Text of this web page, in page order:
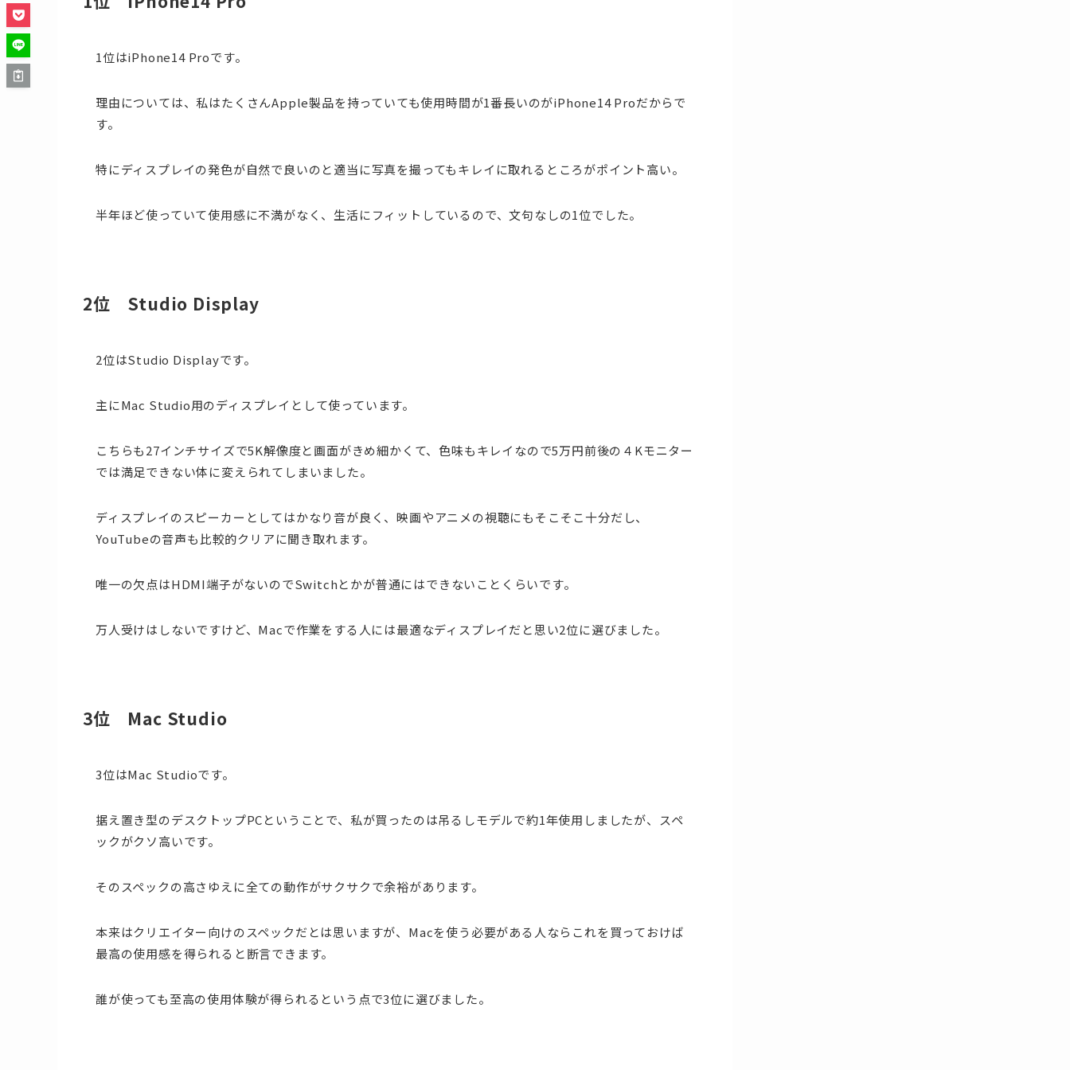
1位はiPhone14 Proです。
理由については、私はたくさんApple製品を持っていても使用時間が1番長いのがiPhone14 Proだからで
す。
特にディスプレイの発色が自然で良いのと適当に写真を撮ってもキレイに取れるところがポイント高い。
半年ほど使っていて使用感に不満がなく、生活にフィットしているので、文句なしの1位でした。
2位 Studio Display
2位はStudio Displayです。
主にMac Studio用のディスプレイとして使っています。
こちらも27インチサイズで5K解像度と画面がきめ細かくて、色味もキレイなので5万円前後の４Kモニター
では満足できない体に変えられてしまいました。
ディスプレイのスピーカーとしてはかなり音が良く、映画やアニメの視聴にもそこそこ十分だし、
YouTubeの音声も比較的クリアに聞き取れます。
唯一の欠点はHDMI端子がないのでSwitchとかが普通にはできないことくらいです。
万人受けはしないですけど、Macで作業をする人には最適なディスプレイだと思い2位に選びました。
3位 Mac Studio
3位はMac Studioです。
据え置き型のデスクトップPCということで、私が買ったのは吊るしモデルで約1年使用しましたが、スペ
ックがクソ高いです。
そのスペックの高さゆえに全ての動作がサクサクで余裕があります。
本来はクリエイター向けのスペックだとは思いますが、Macを使う必要がある人ならこれを買っておけば
最高の使用感を得られると断言できます。
誰が使っても至高の使用体験が得られるという点で3位に選びました。